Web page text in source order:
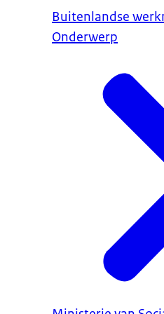
Buitenlandse
Onderwerp